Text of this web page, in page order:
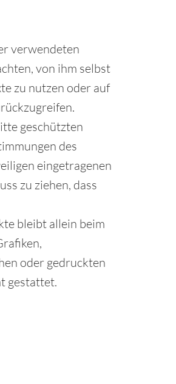
verwendeten
von ihm selbst
zu nutzen oder auf
geschützten
des
eingetragenen
zu ziehen, dass
bleibt allein beim
oder gedruckten
gestattet.